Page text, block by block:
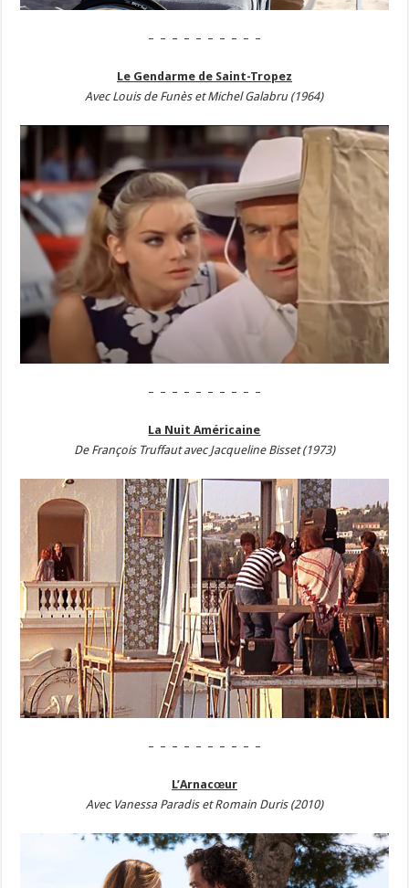
– – – – – – – – – –
Le Gendarme de Saint-Tropez
Avec Louis de Funès et Michel Galabru (1964)
– – – – – – – – – –
La Nuit Américaine
De François Truffaut avec Jacqueline Bisset (1973)
– – – – – – – – – –
L’Arnacœur
Avec Vanessa Paradis et Romain Duris (2010)